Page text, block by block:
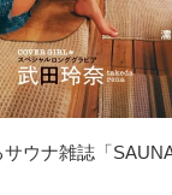
ウナ雑誌「